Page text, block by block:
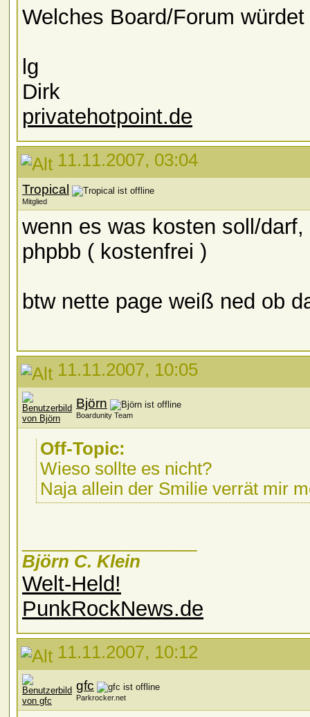
Welches Board/Forum
lg
Dirk
privatehotpoint.de
11.11.2007, 03:04
Tropical
Mitglied
wenn es was kosten soll/
phpbb ( kostenfrei )
btw nette page weiß ned ob
11.11.2007, 10:05
Björn
Boardunity Team
Off-Topic:
Wieso sollte es nicht?
Naja allein der Smilie verrät mir
Björn C. Klein
Welt-Held!
PunkRockNews.de
11.11.2007, 10:12
gfc
Parkrocker.net